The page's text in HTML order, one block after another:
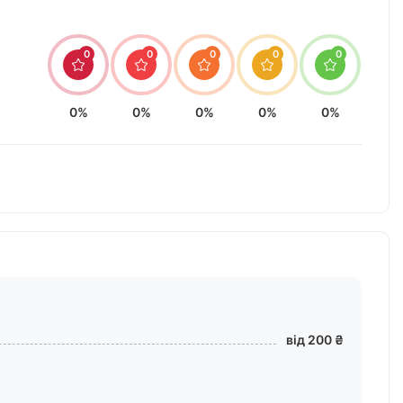
0
0%
0
0%
0
0%
0
0%
0
0%
від 200 ₴